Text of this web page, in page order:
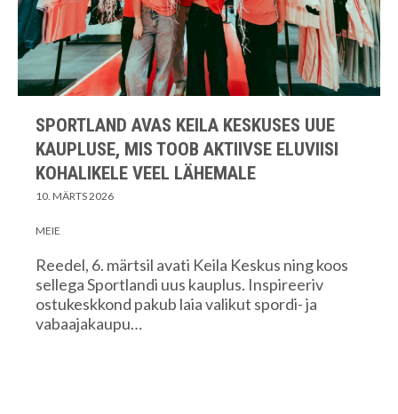
SPORTLAND AVAS KEILA KESKUSES UUE
KAUPLUSE, MIS TOOB AKTIIVSE ELUVIISI
KOHALIKELE VEEL LÄHEMALE
10. MÄRTS 2026
MEIE
Reedel, 6. märtsil avati Keila Keskus ning koos
sellega Sportlandi uus kauplus. Inspireeriv
ostukeskkond pakub laia valikut spordi- ja
vabaajakaupu…